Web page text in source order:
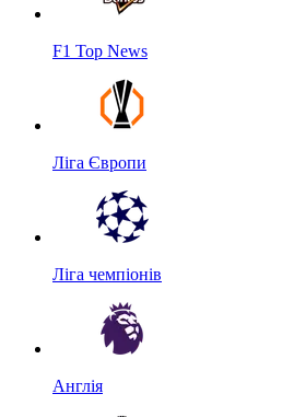
F1 Top News
Ліга Європи
Ліга чемпіонів
Англія